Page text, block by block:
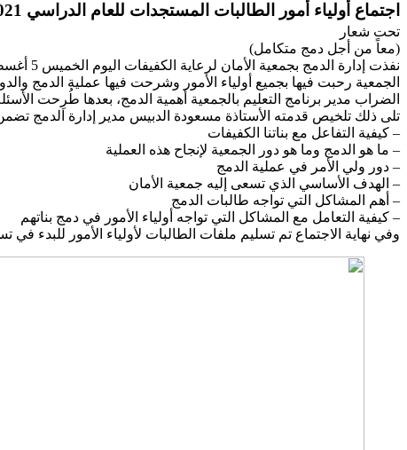
اجتماع أولياء أمور الطالبات المستجدات للعام الدراسي 2022/2021م
تحت شعار
(معاً من أجل دمج متكامل)
الجمعية رحبت فيها بجميع أولياء الأمور وشرحت فيها عملية الدمج
الضراب مدير برنامج التعليم بالجمعية أهمية الدمج، بعدها طُرِحت
تلى ذلك تلخيص قدمته الأستاذة مسعودة الدبيس مدير إدارة الدمج
– كيفية التفاعل مع بناتنا الكفيفات
– ما هو الدمج وما هو دور الجمعية لإنجاح هذه العملية
– دور ولي الأمر في عملية الدمج
– الهدف الأساسي الذي تسعى إليه جمعية الأمان
– أهم المشاكل التي تواجه طالبات الدمج
– كيفية التعامل مع المشاكل التي تواجه أولياء الأمور في دمج بناتهم
وفي نهاية الاجتماع تم تسليم ملفات الطالبات لأولياء الأمور للبدء